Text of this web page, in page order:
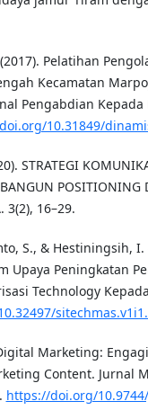
Pelatihan
Kecamatan
Pengabdian Kepada
10.31849/
STRATEGI
POSITIONING
3(2), 16–29.
S., & Hestiningsih, I.
Upaya Peningkatan
Technology
Marketing:
Content. Jurnal
https://doi.org/